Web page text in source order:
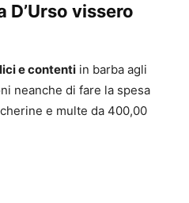
D’Urso vissero
e contenti in barba agli
neanche di fare la spesa
e multe da 400,00